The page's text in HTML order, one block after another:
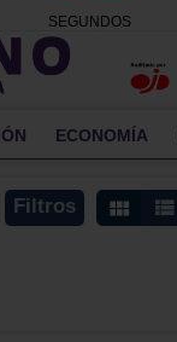
ECONOMÍA
Filtros